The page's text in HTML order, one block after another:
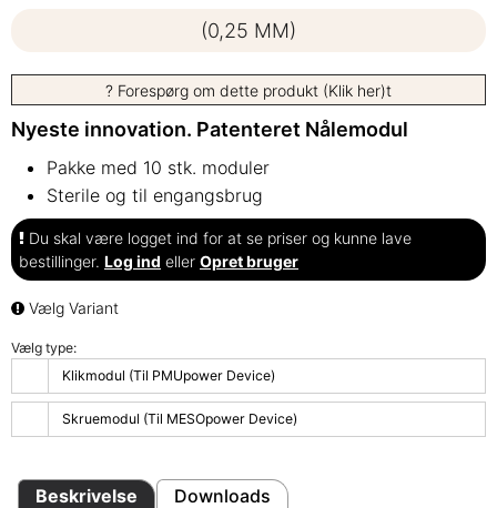
(0,25 MM)
? Forespørg om dette produkt (Klik her)t
Nyeste innovation. Patenteret Nålemodul
Pakke med 10 stk. moduler
Sterile og til engangsbrug
Du skal være logget ind for at se priser og kunne lave
bestillinger. Log ind eller Opret bruger
Vælg Variant
Vælg type:
Klikmodul (Til PMUpower Device)
Skruemodul (Til MESOpower Device)
Beskrivelse Downloads